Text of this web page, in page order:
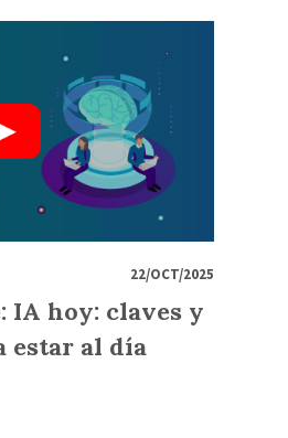
22/OCT/2025
IA hoy: claves y
estar al día